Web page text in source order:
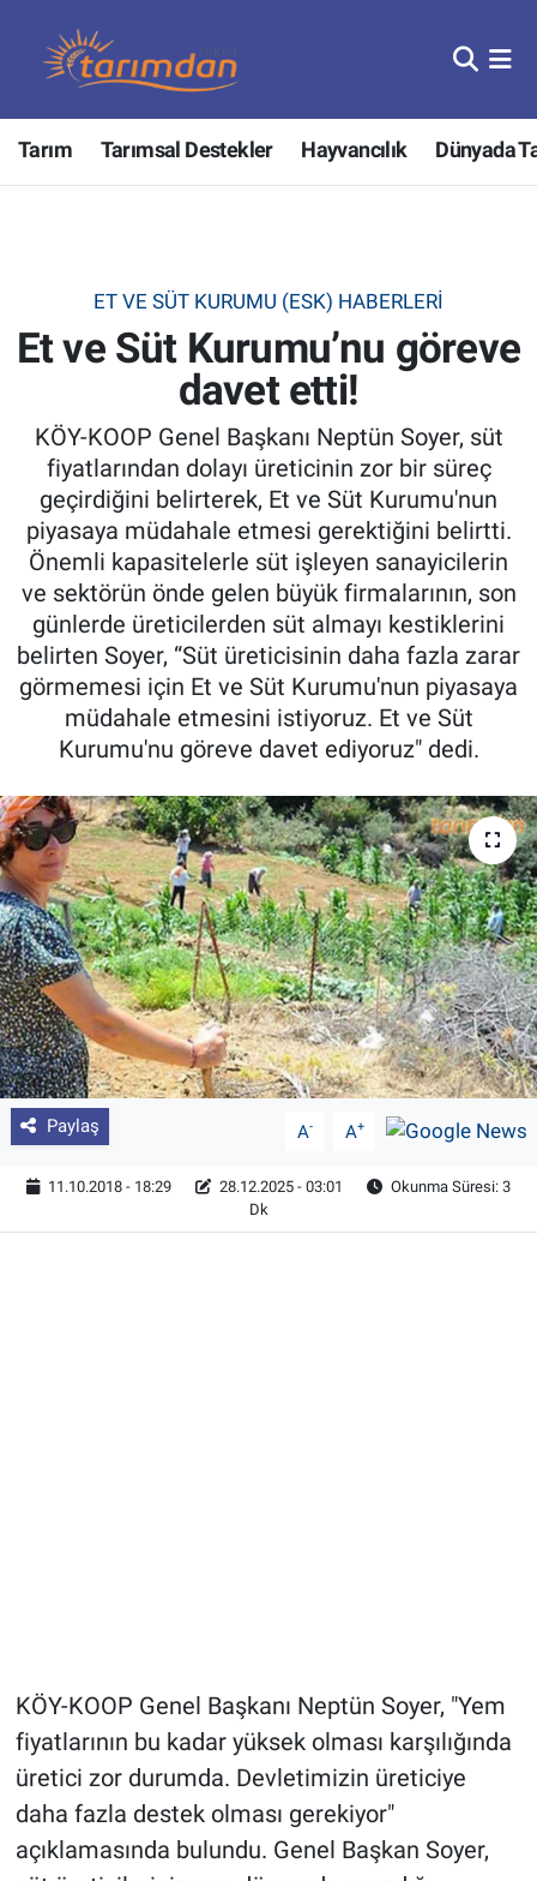
Tarım Tarımsal Destekler Hayvancılık Dünyada
ET VE SÜT KURUMU (ESK) HABERLERI
Et ve Süt Kurumu’nu göreve
davet etti!
KÖY-KOOP Genel Başkanı Neptün Soyer, süt
fiyatlarından dolayı üreticinin zor bir süreç
geçirdiğini belirterek, Et ve Süt Kurumu'nun
piyasaya müdahale etmesi gerektiğini belirtti.
Önemli kapasitelerle süt işleyen sanayicilerin
ve sektörün önde gelen büyük firmalarının, son
günlerde üreticilerden süt almayı kestiklerini
belirten Soyer, “Süt üreticisinin daha fazla zarar
görmemesi için Et ve Süt Kurumu'nun piyasaya
müdahale etmesini istiyoruz. Et ve Süt
Kurumu'nu göreve davet ediyoruz" dedi.
Paylaş A- A+
11.10.2018 - 18:29 28.12.2025 - 03:01
Okunma Süresi: 3
Dk
KÖY-KOOP Genel Başkanı Neptün Soyer, "Yem
fiyatlarının bu kadar yüksek olması karşılığında
üretici zor durumda. Devletimizin üreticiye
daha fazla destek olması gerekiyor"
açıklamasında bulundu. Genel Başkan Soyer,
Tarım
Hayvancılık
Tarımsal Destekler
Tarım Bakanlığı
TZOB
Tarım Kredi Kooperatifleri
Pankobirlik
Et fiyatları
Tarım Bilgisi
Yetiştirici Soruyor
Dünyada Tarım
Üretici Birlikleri
Şeker ve Şekerli Mamüller
Tahıllar ve Baklagiller
Tohum
Nöbetçi Eczaneler
Hava Durumu
Tüm Manşetler
Son Dakika Haberleri
Haber Arşivi